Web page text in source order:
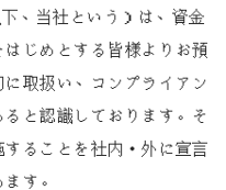
、当社という）は、資金
じめとする皆様よりお預
取扱い、コンプライアン
と認識しております。そ
ることを社内・外に宣言